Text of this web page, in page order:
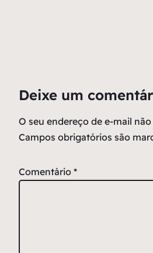
Deixe um
O seu endereço de e-mail
Campos obrigatórios são
Comentário *